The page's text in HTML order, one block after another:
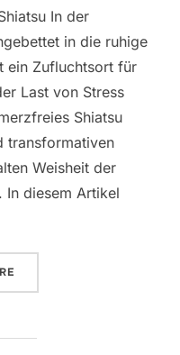
In der
in die ruhige
ein Zufluchtsort für
Last von Stress
Shiatsu
transformativen
Weisheit der
In diesem Artikel